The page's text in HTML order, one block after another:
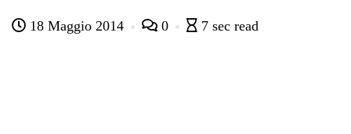
bo tte ts gr ed di
18 Maggio 2014 0 7 sec read